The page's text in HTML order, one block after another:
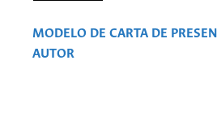
MODELO DE CARTA DE
AUTOR